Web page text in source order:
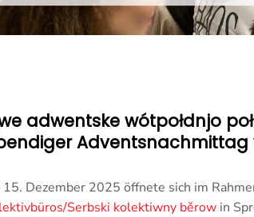
adwentske wótpołdnjo
Dezember 2025 öffnete sich im
Serbski kolektiwny běrow in